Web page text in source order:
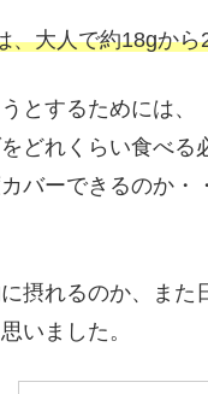
、大人で約18gから
とするためには、
どれくらい食べる
バーできるのか・
摂れるのか、ま
いました。